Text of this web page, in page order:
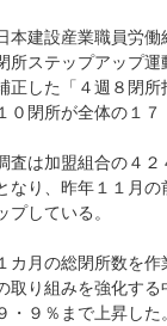
本建設産業職員労
所ステップアップ
正した「４週８閉
１０閉所が全体の１
査は加盟組合の４
なり、昨年１１月
プしている。
１カ月の総閉所数を
取り組みを強化す
・９％まで上昇し